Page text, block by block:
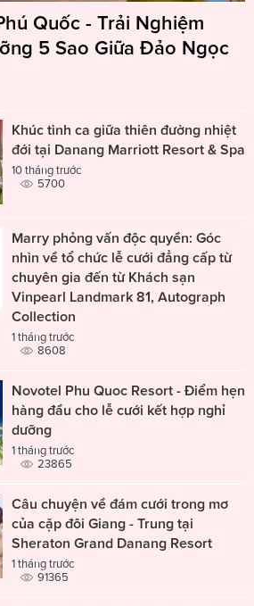
Quốc - Trải Nghiệm
5 Sao Giữa Đảo Ngọc
Khúc tình ca giữa thiên đường nhiệt
đới tại Danang Marriott Resort & Spa
10 tháng trước
5700
Marry phỏng vấn độc quyền: Góc
nhìn về tổ chức lễ cưới đẳng cấp từ
chuyên gia đến từ Khách sạn
Vinpearl Landmark 81, Autograph
Collection
1 tháng trước
8608
Novotel Phu Quoc Resort - Điểm hẹn
hàng đầu cho lễ cưới kết hợp nghỉ
dưỡng
1 tháng trước
23865
Câu chuyện về đám cưới trong mơ
của cặp đôi Giang - Trung tại
Sheraton Grand Danang Resort
1 tháng trước
91365